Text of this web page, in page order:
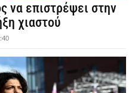
να επιστρέψει στην
χιαστού